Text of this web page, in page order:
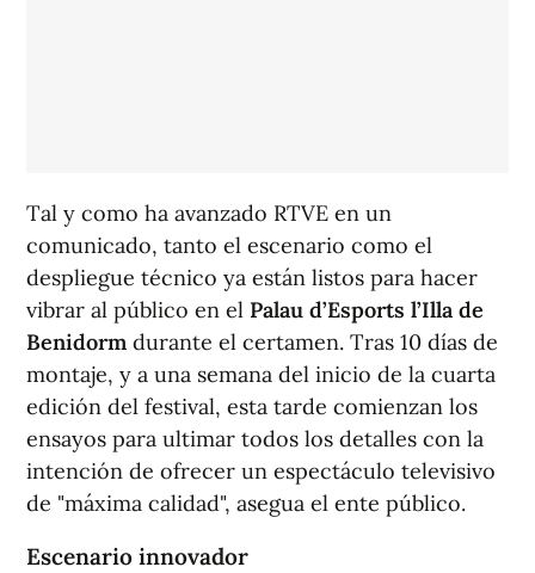
Tal y como ha avanzado RTVE en un
comunicado, tanto el escenario como el
despliegue técnico ya están listos para hacer
vibrar al público en el Palau d’Esports l’Illa de
Benidorm durante el certamen. Tras 10 días de
montaje, y a una semana del inicio de la cuarta
edición del festival, esta tarde comienzan los
ensayos para ultimar todos los detalles con la
intención de ofrecer un espectáculo televisivo
de "máxima calidad", asegua el ente público.
Escenario innovador